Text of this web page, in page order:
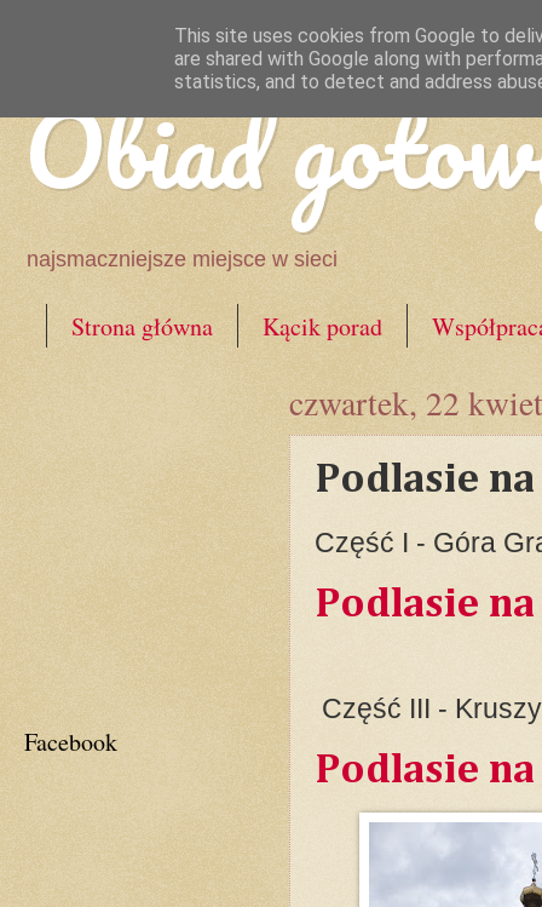
Obiad
najsmaczniejsze miejsce w sieci
Strona główna Kącik porad
czwartek, 22
Podlasie
Część I - Góra
Podlasie
Część III -
Podlasie
Facebook
This site uses cookies from Google to
are shared with Google along with
statistics, and to detect and address